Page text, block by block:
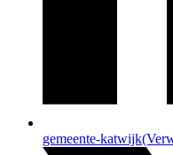
gemeente-katwijk